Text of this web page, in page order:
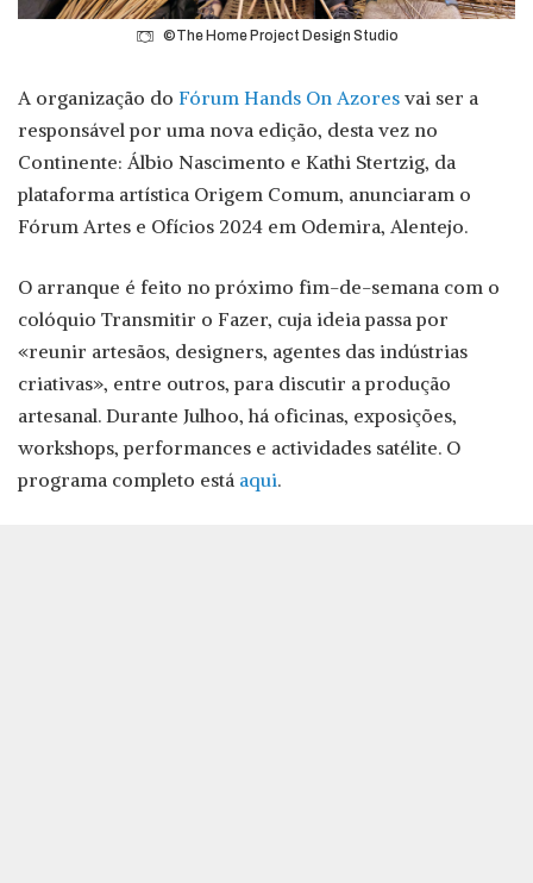
©The Home Project Design Studio
A organização do Fórum Hands On Azores vai ser a
responsável por uma nova edição, desta vez no
Continente: Álbio Nascimento e Kathi Stertzig, da
plataforma artística Origem Comum, anunciaram o
Fórum Artes e Ofícios 2024 em Odemira, Alentejo.
O arranque é feito no próximo fim-de-semana com o
colóquio Transmitir o Fazer, cuja ideia passa por
«reunir artesãos, designers, agentes das indústrias
criativas», entre outros, para discutir a produção
artesanal. Durante Julhoo, há oficinas, exposições,
workshops, performances e actividades satélite. O
programa completo está aqui.